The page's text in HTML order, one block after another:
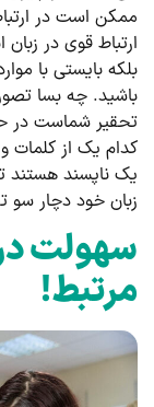
ممکن است در
ارتباط قوی در
بلکه بایستی با
باشید. چه بسا
تحقیر شماست در
کدام یک از کلمات
یک ناپسند هستند
زبان خود دچار سو
سهولت
مرتبط!